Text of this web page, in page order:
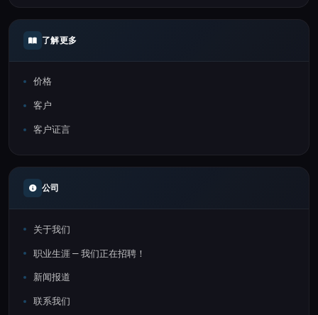
了解更多
价格
客户
客户证言
公司
关于我们
职业生涯 — 我们正在招聘！
新闻报道
联系我们